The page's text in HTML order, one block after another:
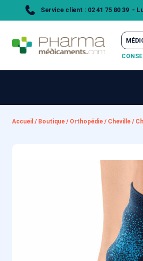
Service client : 02 41 75 80 39 -
Accueil / Boutique / Orthopédie / Cheville /